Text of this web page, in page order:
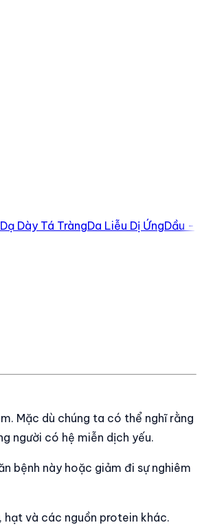
Dạ Dày Tá TràngDa Liễu Dị ỨngDầu -
Mặc dù chúng ta có thể nghĩ rằng
người có hệ miễn dịch yếu.
bệnh này hoặc giảm đi sự nghiêm
hạt và các nguồn protein khác.